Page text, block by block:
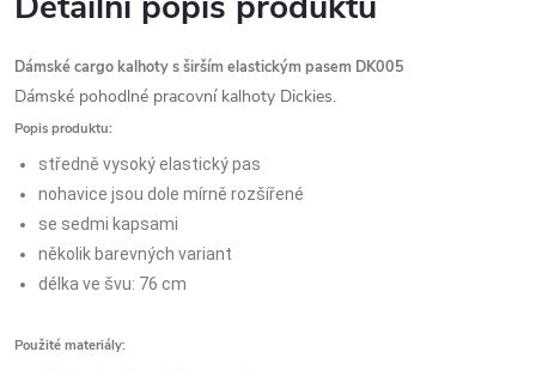
Dámské cargo kalhoty s širším elastickým pasem DK005
Dámské pohodlné pracovní kalhoty Dickies.
Popis produktu:
středně vysoký elastický pas
nohavice jsou dole mírně rozšířené
se sedmi kapsami
několik barevných variant
délka ve švu: 76 cm
Použité materiály: